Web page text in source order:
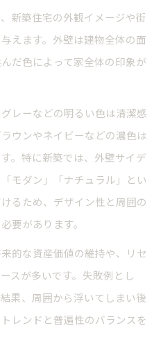
新築住宅の外観イメージや街
えます。外壁は建物全体の面
だ色によって家全体の印象が
レーなどの明るい色は清潔感
ウンやネイビーなどの濃色は
。特に新築では、外壁サイデ
モダン」「ナチュラル」とい
るため、デザイン性と周囲の
要があります。
的な資産価値の維持や、リセ
スが多いです。失敗例とし
果、周囲から浮いてしまい後
レンドと普遍性のバランスを